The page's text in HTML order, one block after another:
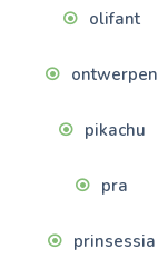
olifant
ontwerpen
pikachu
pra
prinsessia